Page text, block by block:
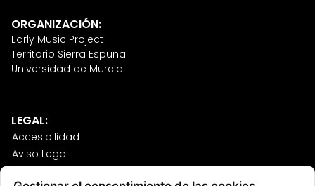
ORGANIZACIÓN:
Early Music Project
Territorio Sierra Espuña
Universidad de Murcia
LEGAL:
Accesibilidad
Aviso Legal
Política de Cookies